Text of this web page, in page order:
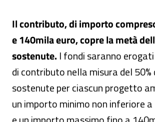
Il contributo, di importo
e 140mila euro, copre la metà
sostenute. I fondi saranno
di contributo nella misura del 50%
sostenute per ciascun progetto
un importo minimo non inferiore